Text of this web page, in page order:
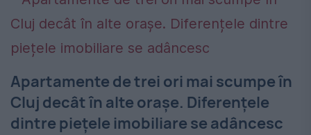
Apartamente de trei ori mai scumpe în
Cluj decât în alte orașe. Diferențele
dintre piețele imobiliare se adâncesc